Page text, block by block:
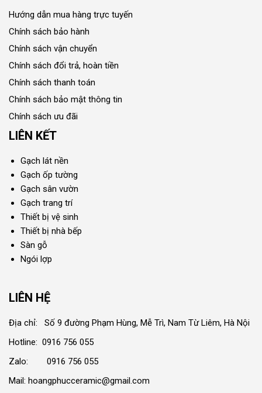
Hướng dẫn mua hàng trực tuyến
Chính sách bảo hành
Chính sách vận chuyển
Chính sách đổi trả, hoàn tiền
Chính sách thanh toán
Chính sách bảo mật thông tin
Chính sách ưu đãi
LIÊN KẾT
Gạch lát nền
Gạch ốp tường
Gạch sân vườn
Gạch trang trí
Thiết bị vệ sinh
Thiết bị nhà bếp
Sàn gỗ
Ngói lợp
LIÊN HỆ
Địa chỉ: Số 9 đường Phạm Hùng, Mễ Trì, Nam Từ Liêm, Hà Nội
Hotline: 0916 756 055
Zalo: 0916 756 055
Mail: hoangphucceramic@gmail.com